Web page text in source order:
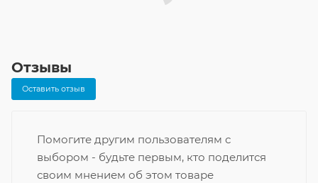
Отзывы
Оставить отзыв
Помогите другим пользователям с
выбором - будьте первым, кто поделится
своим мнением об этом товаре